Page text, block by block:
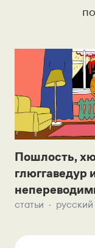
Пошлость,
глюггаведур
статьи